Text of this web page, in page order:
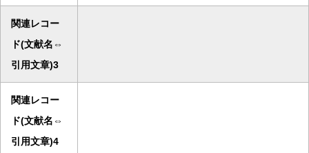
関連レコー
ド(文献名⇔
引用文章)3
関連レコー
ド(文献名⇔
引用文章)4